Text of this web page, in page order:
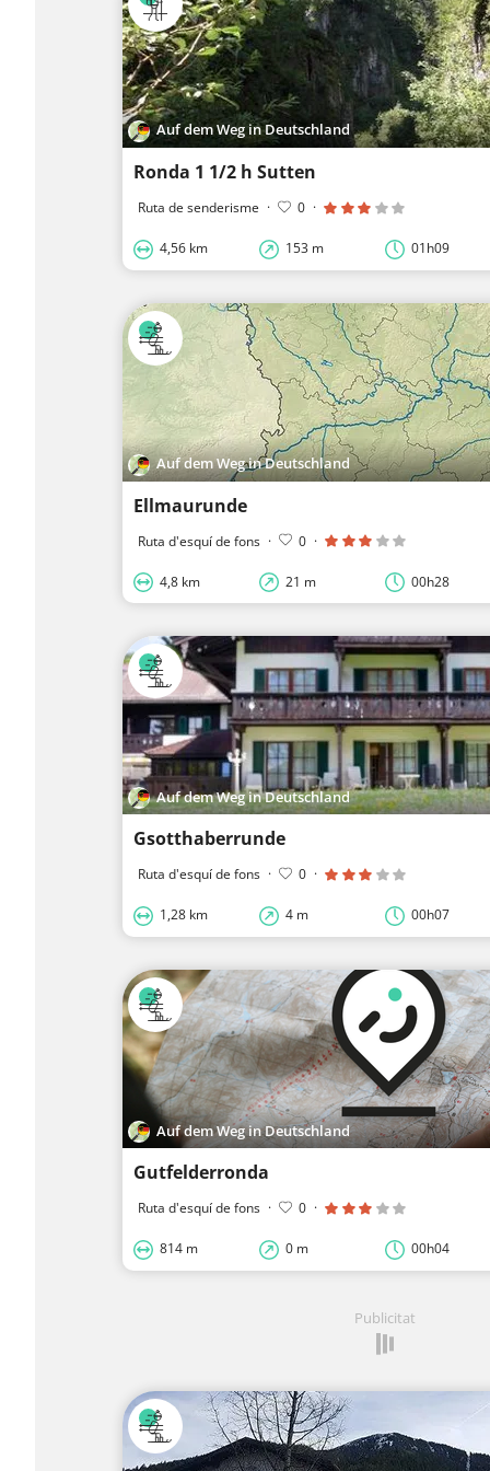
Auf dem Weg in Deutschland
Ronda 1 1/2 h Sutten
Ruta de senderisme · 0 ·
4,56 km 153 m 01h09
Auf dem Weg in Deutschland
Ellmaurunde
Ruta d'esquí de fons · 0 ·
4,8 km 21 m 00h28
Auf dem Weg in Deutschland
Gsotthaberrunde
Ruta d'esquí de fons · 0 ·
1,28 km 4 m 00h07
Auf dem Weg in Deutschland
Gutfelderronda
Ruta d'esquí de fons · 0 ·
814 m 0 m 00h04
Publicitat